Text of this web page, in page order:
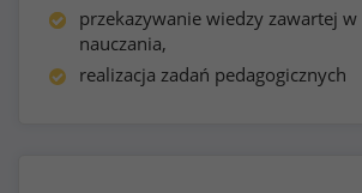
przekazywanie wiedzy zawartej
nauczania,
realizacja zadań pedagogicznych